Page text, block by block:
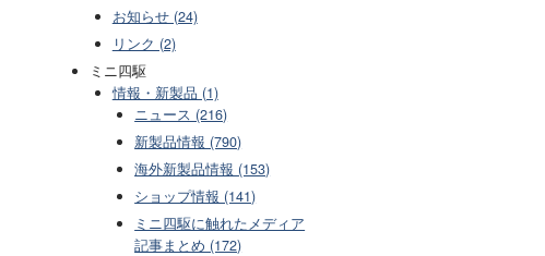
お知らせ (24)
リンク (2)
ミニ四駆
情報・新製品 (1)
ニュース (216)
新製品情報 (790)
海外新製品情報 (153)
ショップ情報 (141)
ミニ四駆に触れたメディア
記事まとめ (172)